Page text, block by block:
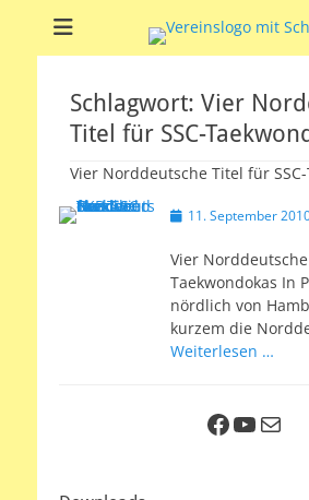
Soltauer Sportclub 02 e.V.
Schlagwort: Vier
Titel für SSC-
Vier Norddeutsche Titel für
Veröffentlicht
11. September
Vier
Taekwondokas In
nördlich von
kurzem die
Weiterlesen …
Facebook
E-Mail